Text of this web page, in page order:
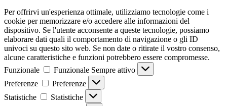
Per offrirvi un'esperienza ottimale, utilizziamo tecnologie come i
cookie per memorizzare e/o accedere alle informazioni del
dispositivo. Se l'utente acconsente a queste tecnologie, possiamo
elaborare dati quali il comportamento di navigazione o gli ID
univoci su questo sito web. Se non date o ritirate il vostro consenso,
alcune caratteristiche e funzioni potrebbero essere compromesse.
Funzionale
Funzionale Sempre attivo
Preferenze
Preferenze
Statistiche
Statistiche